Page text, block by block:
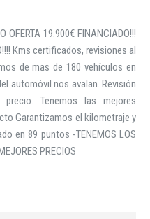
OFERTA 19.900€ FINANCIADO!!!
Kms certificados, revisiones al
de mas de 180 vehículos en
automóvil nos avalan. Revisión
Tenemos las mejores
Garantizamos el kilometraje y
en 89 puntos -TENEMOS LOS
PRECIOS